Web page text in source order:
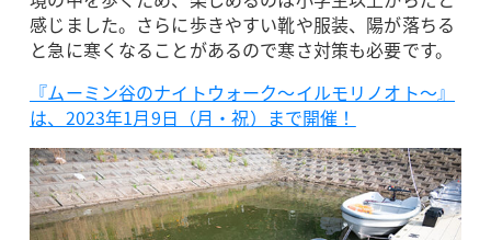
感じました。さらに歩きやすい靴や服装、陽が落ちる
と急に寒くなることがあるので寒さ対策も必要です。
『ムーミン谷のナイトウォーク～イルモリノオト～』
は、2023年1月9日（月・祝）まで開催！